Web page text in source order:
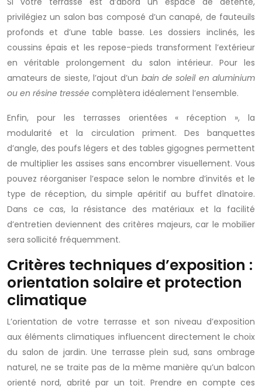
privilégiez un salon bas composé d’un canapé, de fauteuils
profonds et d’une table basse. Les dossiers inclinés, les
coussins épais et les repose-pieds transforment l’extérieur
en véritable prolongement du salon intérieur. Pour les
amateurs de sieste, l’ajout d’un bain de soleil en aluminium
ou en résine tressée complètera idéalement l’ensemble.
Enfin, pour les terrasses orientées « réception », la
modularité et la circulation priment. Des banquettes
d’angle, des poufs légers et des tables gigognes permettent
de multiplier les assises sans encombrer visuellement. Vous
pouvez réorganiser l’espace selon le nombre d’invités et le
type de réception, du simple apéritif au buffet dînatoire.
Dans ce cas, la résistance des matériaux et la facilité
d’entretien deviennent des critères majeurs, car le mobilier
sera sollicité fréquemment.
Critères techniques d’exposition :
orientation solaire et protection
climatique
L’orientation de votre terrasse et son niveau d’exposition
aux éléments climatiques influencent directement le choix
du salon de jardin. Une terrasse plein sud, sans ombrage
naturel, ne se traite pas de la même manière qu’un balcon
orienté nord, abrité par un toit. Prendre en compte ces